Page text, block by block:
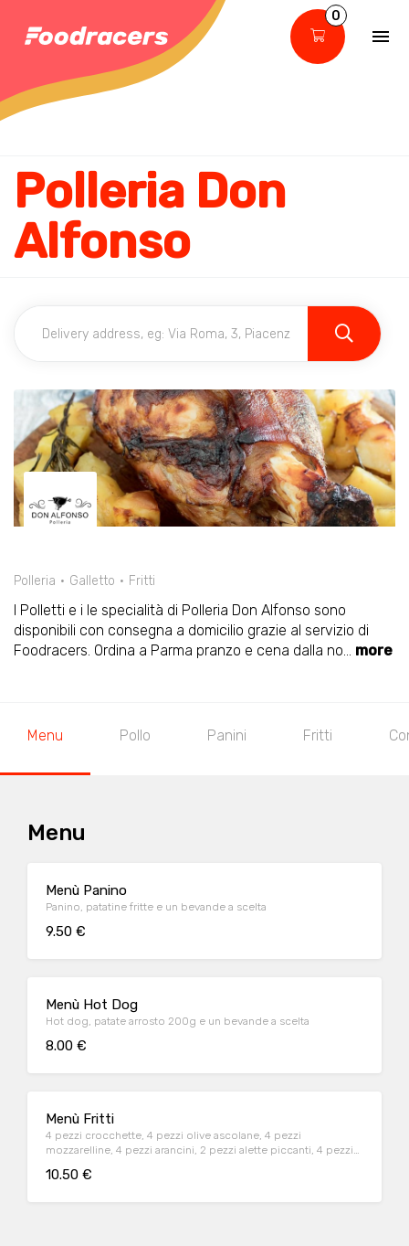
0
Polleria Don
Alfonso
Polleria Galletto Fritti
I Polletti e i le specialità di Polleria Don Alfonso sono
disponibili con consegna a domicilio grazie al servizio di
Foodracers. Ordina a Parma pranzo e cena dalla no... more
Menu Pollo Panini Fritti
Menu
Menù Panino
Panino, patatine fritte e un bevande a scelta
9.50 €
Menù Hot Dog
Hot dog, patate arrosto 200g e un bevande a scelta
8.00 €
Menù Fritti
4 pezzi crocchette, 4 pezzi olive ascolane, 4 pezzi
mozzarelline, 4 pezzi arancini, 2 pezzi alette piccanti, 4 pezzi
10.50 €